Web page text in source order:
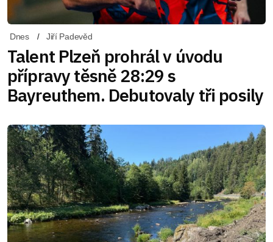
Dnes Jiří Padevěd
Talent Plzeň prohrál v úvodu
přípravy těsně 28:29 s
Bayreuthem. Debutovaly tři posily